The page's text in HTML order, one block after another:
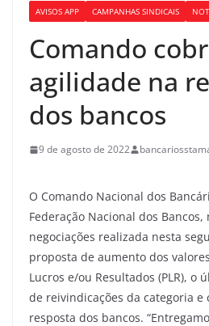
AVISOS APP CAMPANHAS SINDICAIS
Comando
agilidade na
dos bancos
9 de agosto de 2022
O Comando Nacional dos
Federação Nacional dos
negociações realizada nesta
proposta de aumento dos
Lucros e/ou Resultados (PLR), o
de reivindicações da categoria e
resposta dos bancos.